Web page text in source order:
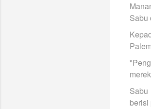
Sabu
berisi